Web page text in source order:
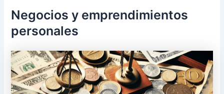
Negocios y emprendimientos
personales